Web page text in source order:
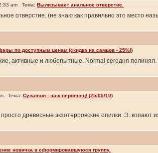
am Тема: Вылизывает анальное отверстие.
отверстие. (не знаю как правильно это место
по доступным ценам (скидка на самцов - 25%!)
активные и любопытные. Normal сегодня
Тема: Cynamon - наш первенец! (25/05/10)
древесные экзотерровские опилки. Э. копают
новичка в сформировавшуюся группу.